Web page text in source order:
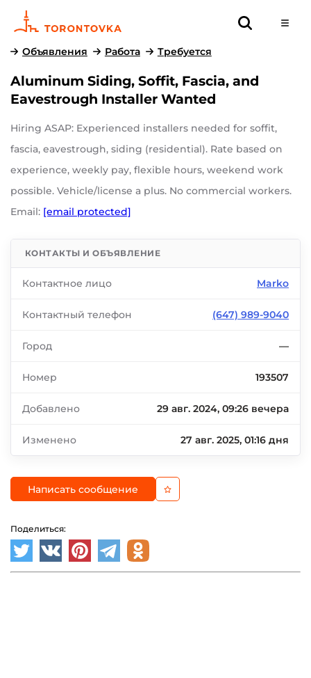
Объявления Работа Требуется
Aluminum Siding, Soffit, Fascia, and
Eavestrough Installer Wanted
Hiring ASAP: Experienced installers needed for soffit,
fascia, eavestrough, siding (residential). Rate based on
experience, weekly pay, flexible hours, weekend work
possible. Vehicle/license a plus. No commercial workers.
Email: [email protected]
КОНТАКТЫ И ОБЪЯВЛЕНИЕ
Контактное лицо Marko
Контактный телефон (647) 989-9040
Город —
Номер 193507
Добавлено 29 авг. 2024, 09:26 вечера
Изменено 27 авг. 2025, 01:16 дня
Написать сообщение
Поделиться: